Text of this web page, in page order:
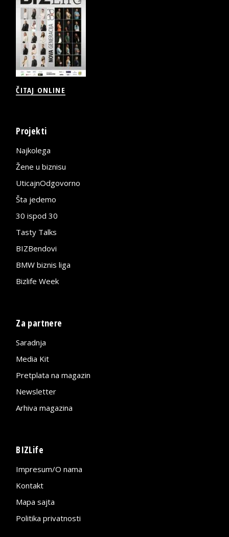
ČITAJ ONLINE
Projekti
Najkolega
Žene u biznisu
UticajnOdgovorno
Šta jedemo
30 ispod 30
Tasty Talks
BIZBendovi
BMW biznis liga
Bizlife Week
Za partnere
Saradnja
Media Kit
Pretplata na magazin
Newsletter
Arhiva magazina
BIZLife
Impresum/O nama
Kontakt
Mapa sajta
Politika privatnosti